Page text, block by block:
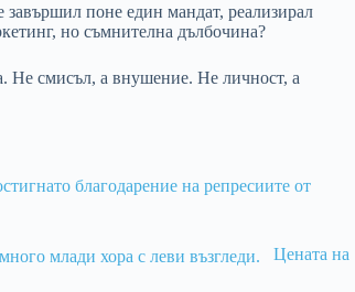
поне един мандат, реализирал
но съмнителна дълбочина?
Не смисъл, а внушение. Не личност, а
Цената на